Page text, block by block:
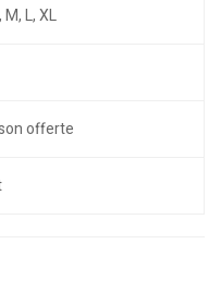
M, L, XL
offerte